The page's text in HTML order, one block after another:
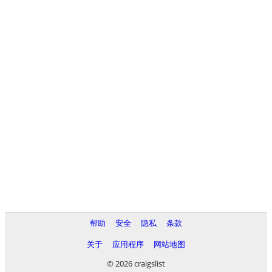
帮助 安全 隐私
条款
关于
应用程序
网站地图
© 2026 craigslist